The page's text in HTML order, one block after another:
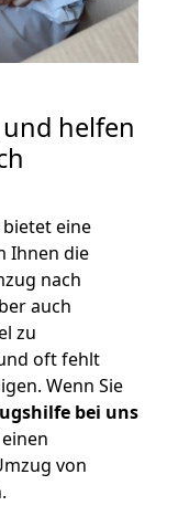
helfen
bietet eine
Ihnen die
nach
auch
zu
oft fehlt
Wenn Sie
bei uns
von